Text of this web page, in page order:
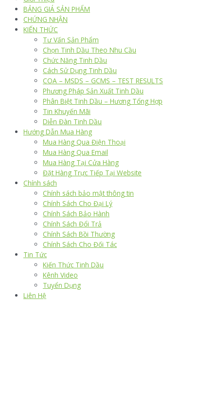
BẢNG GIÁ SẢN PHẨM
CHỨNG NHẬN
KIẾN THỨC
Tư Vấn Sản Phẩm
Chọn Tinh Dầu Theo Nhu Cầu
Chức Năng Tinh Dầu
Cách Sử Dụng Tinh Dầu
COA – MSDS – GCMS – TEST RESULTS
Phương Pháp Sản Xuất Tinh Dầu
Phân Biệt Tinh Dầu – Hương Tổng Hợp
Tin Khuyến Mãi
Diễn Đàn Tinh Dầu
Hướng Dẫn Mua Hàng
Mua Hàng Qua Điện Thoại
Mua Hàng Qua Email
Mua Hàng Tại Cửa Hàng
Đặt Hàng Trực Tiếp Tại Website
Chính sách
Chính sách bảo mật thông tin
Chính Sách Cho Đại Lý
Chính Sách Bảo Hành
Chính Sách Đổi Trả
Chính Sách Bồi Thường
Chính Sách Cho Đối Tác
Tin Tức
Kiến Thức Tinh Dầu
Kênh Video
Tuyển Dụng
Liên Hệ